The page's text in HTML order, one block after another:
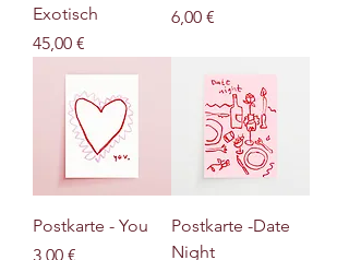
Exotisch
Preis
45,00 €
Preis
6,00 €
Postkarte - You
Preis
3,00 €
Postkarte -Date
Night